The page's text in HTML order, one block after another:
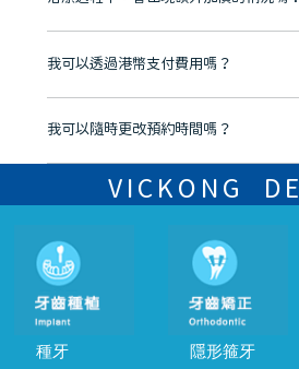
有咨詢及服務保障中心，有任何問題都可以隨
不會，治療前我們會詳細說明治療方案及對
我可以透過港幣支付費用嗎？
可以。維港口腔會按照當日匯率轉算收取費
我可以隨時更改預約時間嗎？
可以，請盡早通過wechat或whatsapp聯絡
的時間及資料，並且重新預約的日期及時段
VICKONG
種牙 隱形箍牙